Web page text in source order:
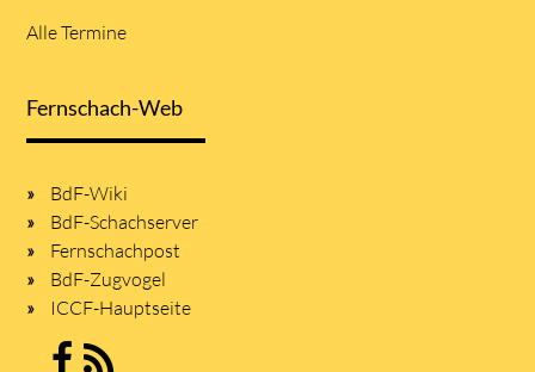
Alle Termine
Fernschach-Web
BdF-Wiki
BdF-Schachserver
Fernschachpost
BdF-Zugvogel
ICCF-Hauptseite